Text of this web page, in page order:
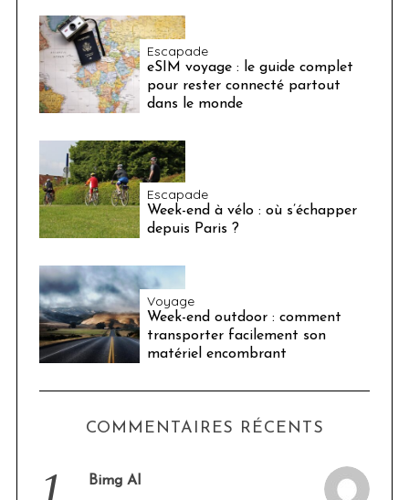
Escapade
eSIM voyage : le guide complet
pour rester connecté partout
dans le monde
Escapade
Week-end à vélo : où s’échapper
depuis Paris ?
Voyage
Week-end outdoor : comment
transporter facilement son
matériel encombrant
COMMENTAIRES RÉCENTS
1. Bimg AI